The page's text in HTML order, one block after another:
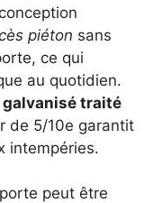
piéton sans
ce qui
au quotidien.
galvanisé traité
de 5/10e garantit
intempéries.
peut être